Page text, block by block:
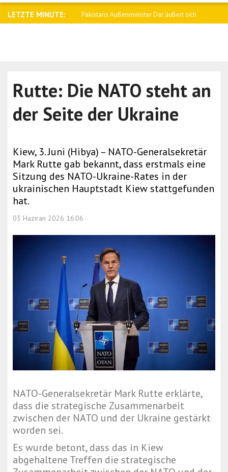
LETZTE MINUTE:
Dar äußert sich Katar verurteilt Angriff auf Tanker in d..
Rutte: Die NATO steht an
der Seite der Ukraine
Kiew, 3. Juni (Hibya) – NATO-Generalsekretär
Mark Rutte gab bekannt, dass erstmals eine
Sitzung des NATO-Ukraine-Rates in der
ukrainischen Hauptstadt Kiew stattgefunden
hat.
03 Haziran 2026 16:06
NATO-Generalsekretär Mark Rutte erklärte,
dass die strategische Zusammenarbeit
zwischen der NATO und der Ukraine gestärkt
worden sei.
Es wurde betont, dass das in Kiew
abgehaltene Treffen die strategische